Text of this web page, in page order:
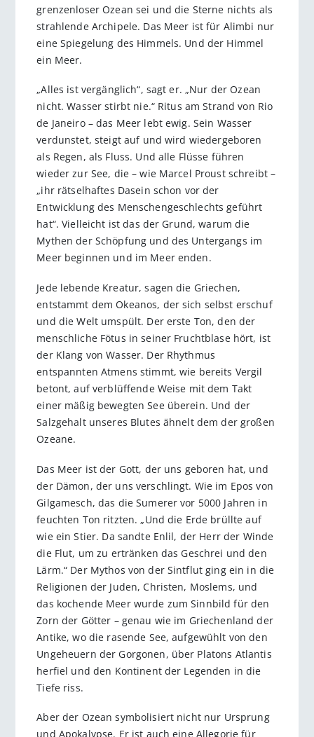
grenzenloser Ozean sei und die Sterne nichts als
strahlende Archipele. Das Meer ist für Alimbi nur
eine Spiegelung des Himmels. Und der Himmel
ein Meer.
„Alles ist vergänglich“, sagt er. „Nur der Ozean
nicht. Wasser stirbt nie.“ Ritus am Strand von Rio
de Janeiro – das Meer lebt ewig. Sein Wasser
verdunstet, steigt auf und wird wiedergeboren
als Regen, als Fluss. Und alle Flüsse führen
wieder zur See, die – wie Marcel Proust schreibt –
„ihr rätselhaftes Dasein schon vor der
Entwicklung des Menschengeschlechts geführt
hat“. Vielleicht ist das der Grund, warum die
Mythen der Schöpfung und des Untergangs im
Meer beginnen und im Meer enden.
Jede lebende Kreatur, sagen die Griechen,
entstammt dem Okeanos, der sich selbst erschuf
und die Welt umspült. Der erste Ton, den der
menschliche Fötus in seiner Fruchtblase hört, ist
der Klang von Wasser. Der Rhythmus
entspannten Atmens stimmt, wie bereits Vergil
betont, auf verblüffende Weise mit dem Takt
einer mäßig bewegten See überein. Und der
Salzgehalt unseres Blutes ähnelt dem der großen
Ozeane.
Das Meer ist der Gott, der uns geboren hat, und
der Dämon, der uns verschlingt. Wie im Epos von
Gilgamesch, das die Sumerer vor 5000 Jahren in
feuchten Ton ritzten. „Und die Erde brüllte auf
wie ein Stier. Da sandte Enlil, der Herr der Winde
die Flut, um zu ertränken das Geschrei und den
Lärm.“ Der Mythos von der Sintflut ging ein in die
Religionen der Juden, Christen, Moslems, und
das kochende Meer wurde zum Sinnbild für den
Zorn der Götter – genau wie im Griechenland der
Antike, wo die rasende See, aufgewühlt von den
Ungeheuern der Gorgonen, über Platons Atlantis
herfiel und den Kontinent der Legenden in die
Tiefe riss.
Aber der Ozean symbolisiert nicht nur Ursprung
und Apokalypse. Er ist auch eine Allegorie für